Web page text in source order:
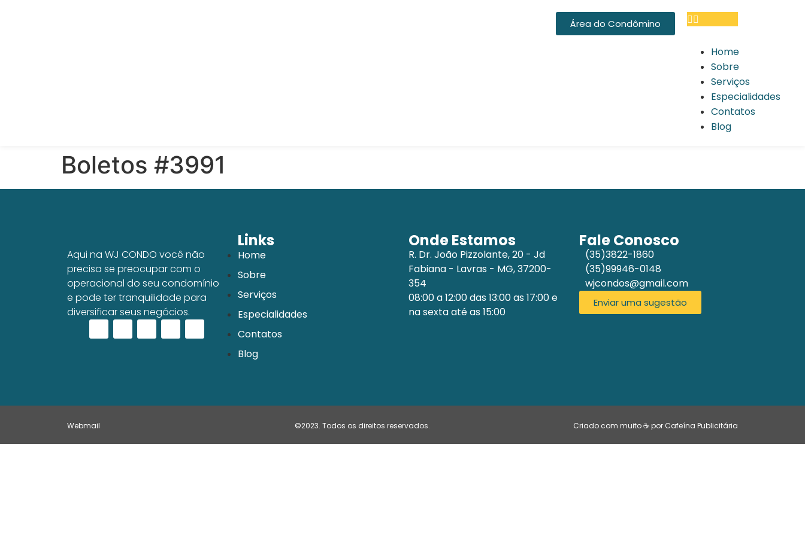
Área do Condômino
Home
Sobre
Serviços
Especialidades
Contatos
Blog
Boletos #3991
Aqui na WJ CONDO você não
precisa se preocupar com o
operacional do seu condomínio
e pode ter tranquilidade para
diversificar seus negócios.
Links
Home
Sobre
Serviços
Especialidades
Contatos
Blog
Onde Estamos
R. Dr. João Pizzolante, 20 - Jd
Fabiana - Lavras - MG, 37200-
354
08:00 a 12:00 das 13:00 as 17:00 e
na sexta até as 15:00
Fale Conosco
(35)3822-1860
(35)99946-0148
wjcondos@gmail.com
Enviar uma sugestão
Webmail ©2023. Todos os direitos reservados. Criado com muito ☕ por Cafeína Publicitária